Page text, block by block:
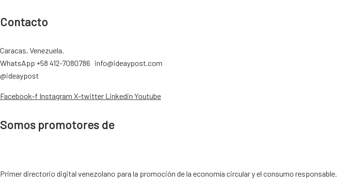
Contacto
Caracas, Venezuela.
WhatsApp +58 412-7080786 info@ideaypost.com
@ideaypost
Facebook-f Instagram X-twitter Linkedin Youtube
Somos promotores de
Primer directorio digital venezolano para la promoción de la economía circular y el consumo responsable.